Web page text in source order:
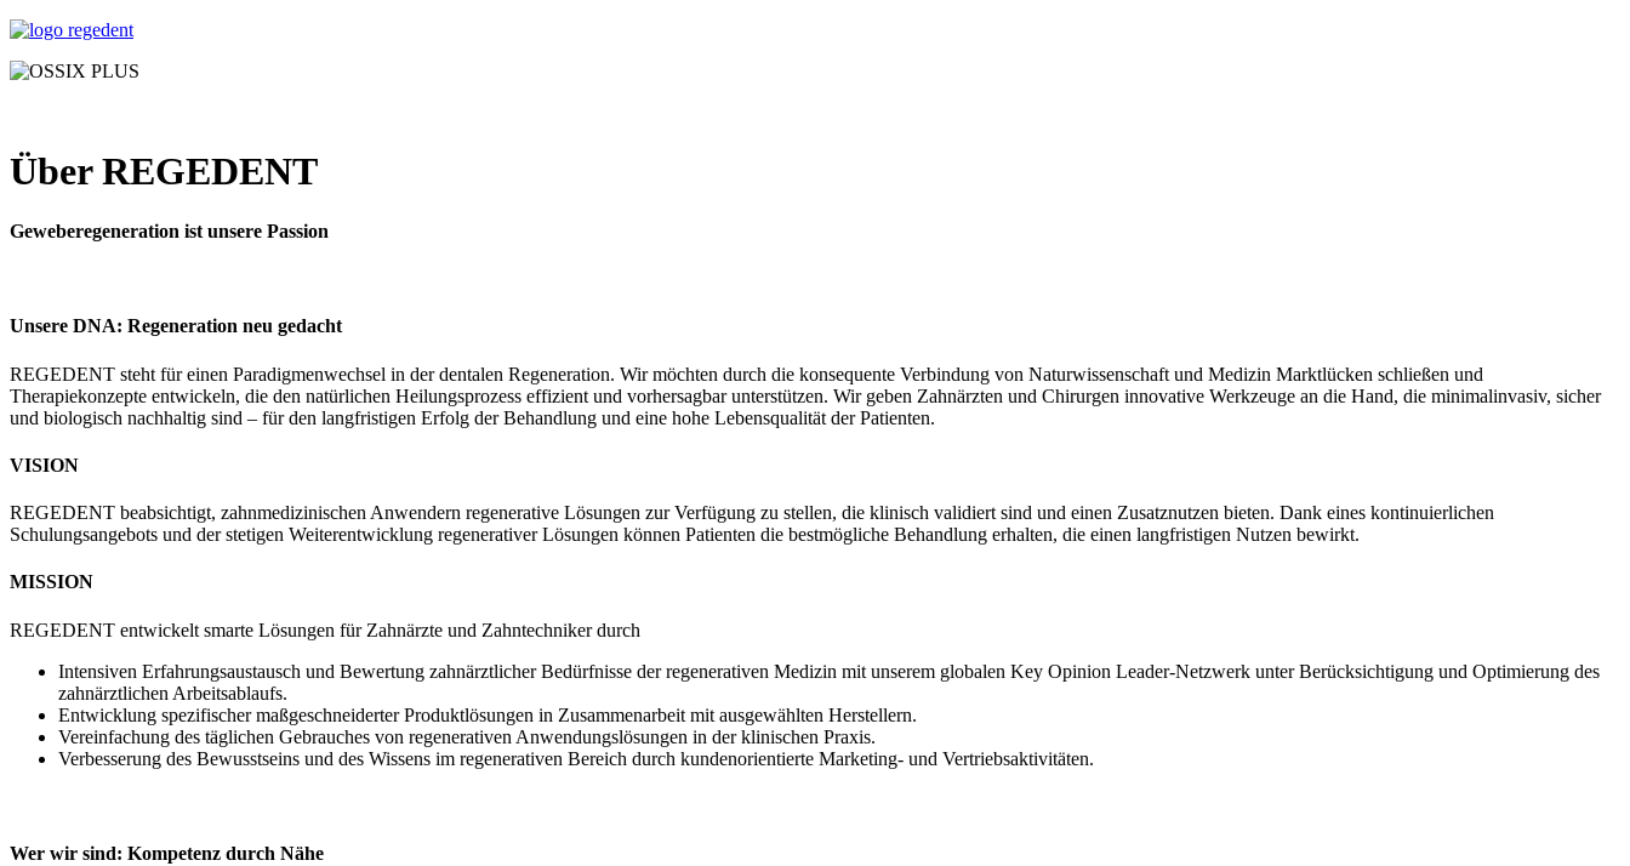
Über REGEDENT
Geweberegeneration ist unsere Passion
Unsere DNA: Regeneration neu gedacht
REGEDENT steht für einen Paradigmenwechsel in der dentalen Regeneration. Wir möchten durch die konsequente Verbindung von Naturwissenschaft und Medizin Marktlücken schließen und
Therapiekonzepte entwickeln, die den natürlichen Heilungsprozess effizient und vorhersagbar unterstützen. Wir geben Zahnärzten und Chirurgen innovative Werkzeuge an die Hand, die minimalinvasiv, sicher
und biologisch nachhaltig sind – für den langfristigen Erfolg der Behandlung und eine hohe Lebensqualität der Patienten.
VISION
REGEDENT beabsichtigt, zahnmedizinischen Anwendern regenerative Lösungen zur Verfügung zu stellen, die klinisch validiert sind und einen Zusatznutzen bieten. Dank eines kontinuierlichen
Schulungsangebots und der stetigen Weiterentwicklung regenerativer Lösungen können Patienten die bestmögliche Behandlung erhalten, die einen langfristigen Nutzen bewirkt.
MISSION
REGEDENT entwickelt smarte Lösungen für Zahnärzte und Zahntechniker durch
Intensiven Erfahrungsaustausch und Bewertung zahnärztlicher Bedürfnisse der regenerativen Medizin mit unserem globalen Key Opinion Leader-Netzwerk unter Berücksichtigung und Optimierung des
zahnärztlichen Arbeitsablaufs.
Entwicklung spezifischer maßgeschneiderter Produktlösungen in Zusammenarbeit mit ausgewählten Herstellern.
Vereinfachung des täglichen Gebrauches von regenerativen Anwendungslösungen in der klinischen Praxis.
Verbesserung des Bewusstseins und des Wissens im regenerativen Bereich durch kundenorientierte Marketing- und Vertriebsaktivitäten.
Wer wir sind: Kompetenz durch Nähe